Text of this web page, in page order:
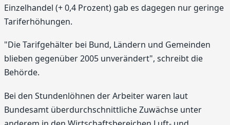
Einzelhandel (+ 0,4 Prozent) gab es dagegen nur geringe
Tariferhöhungen.
"Die Tarifgehälter bei Bund, Ländern und Gemeinden
blieben gegenüber 2005 unverändert", schreibt die
Behörde.
Bei den Stundenlöhnen der Arbeiter waren laut
Bundesamt überdurchschnittliche Zuwächse unter